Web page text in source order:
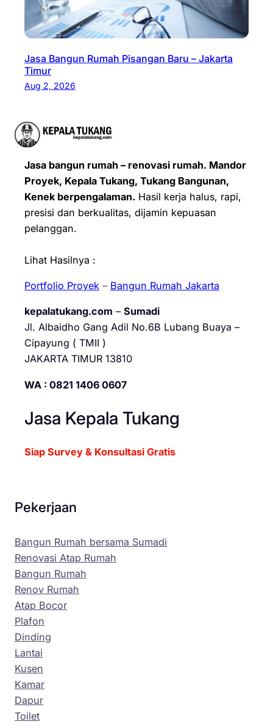
Jasa Bangun Rumah Pisangan Baru – Jakarta
Timur
Aug 2, 2026
Jasa bangun rumah – renovasi rumah. Mandor
Proyek, Kepala Tukang, Tukang Bangunan,
Kenek berpengalaman. Hasil kerja halus, rapi,
presisi dan berkualitas, dijamin kepuasan
pelanggan.
Lihat Hasilnya :
Portfolio Proyek – Bangun Rumah Jakarta
kepalatukang.com – Sumadi
Jl. Albaidho Gang Adil No.6B Lubang Buaya –
Cipayung ( TMII )
JAKARTA TIMUR 13810
WA : 0821 1406 0607
Jasa Kepala Tukang
Siap Survey & Konsultasi Gratis
Pekerjaan
Bangun Rumah bersama Sumadi
Renovasi Atap Rumah
Bangun Rumah
Renov Rumah
Atap Bocor
Plafon
Dinding
Lantai
Kusen
Kamar
Dapur
Toilet